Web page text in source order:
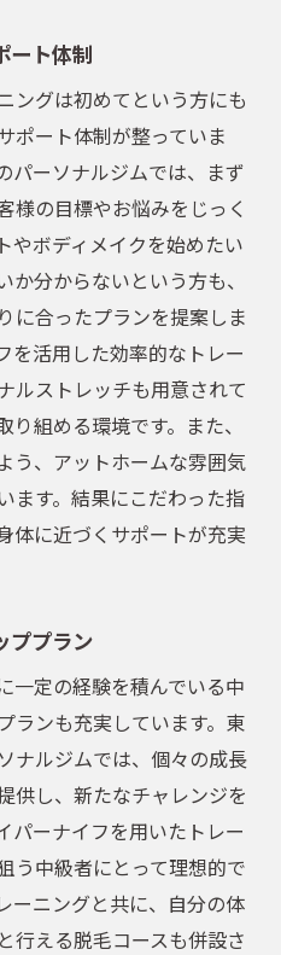
ート体制
ングは初めてという方にも
ポート体制が整っていま
パーソナルジムでは、まず
様の目標やお悩みをじっく
やボディメイクを始めたい
分からないという方も、
に合ったプランを提案しま
を活用した効率的なトレー
ルストレッチも用意されて
組める環境です。また、
う、アットホームな雰囲気
ます。結果にこだわった指
体に近づくサポートが充実
ププラン
一定の経験を積んでいる中
ランも充実しています。東
ナルジムでは、個々の成長
供し、新たなチャレンジを
パーナイフを用いたトレー
う中級者にとって理想的で
ーニングと共に、自分の体
行える脱毛コースも併設さ